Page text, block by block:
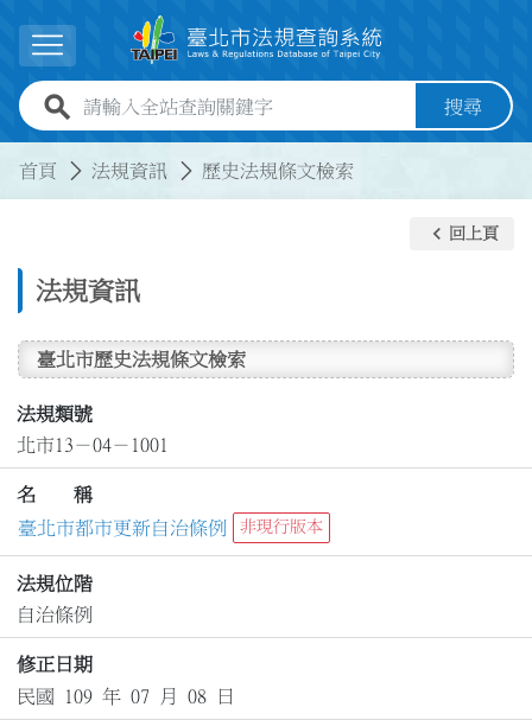
展開選單
全站查詢關鍵字欄位 搜尋
首頁 法規資訊 歷史法規條文檢索
法規資訊
keyboard_arrow_left 回上頁
臺北市歷史法規條文檢索
法規類號
北市13－04－1001
名 稱
臺北市都市更新自治條例
非現行版本
法規位階
自治條例
修正日期
民國 109 年 07 月 08 日